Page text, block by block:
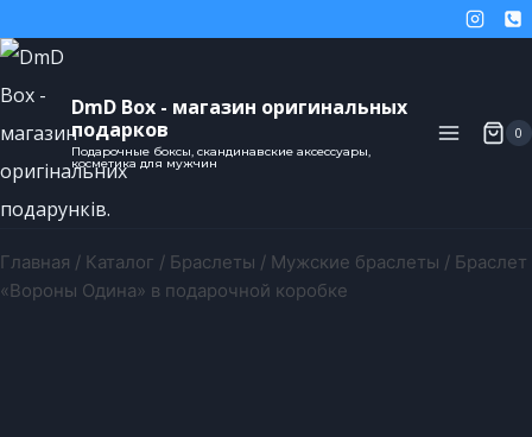
DmD Box - магазин оригинальных
подарков
Подарочные боксы, скандинавские аксессуары,
косметика для мужчин
0
Главная / Каталог / Браслеты / Мужские браслеты / Браслет
«Вороны Одина» в подарочной коробке